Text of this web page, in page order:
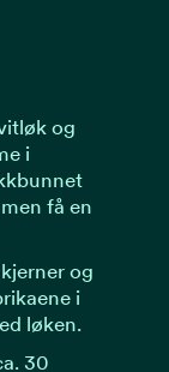
og
i
få en
og
i
løken.
30